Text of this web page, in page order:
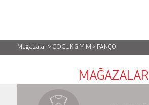
Mağazalar > ÇOCUK GİYİM > PANÇO
MAĞAZALAR